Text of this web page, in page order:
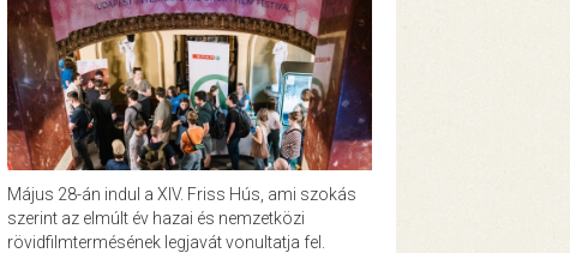
Május 28-án indul a XIV. Friss Hús, ami szokás
szerint az elmúlt év hazai és nemzetközi
rövidfilmtermésének legjavát vonultatja fel.